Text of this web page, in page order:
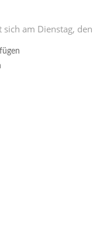
sich am Dienstag,